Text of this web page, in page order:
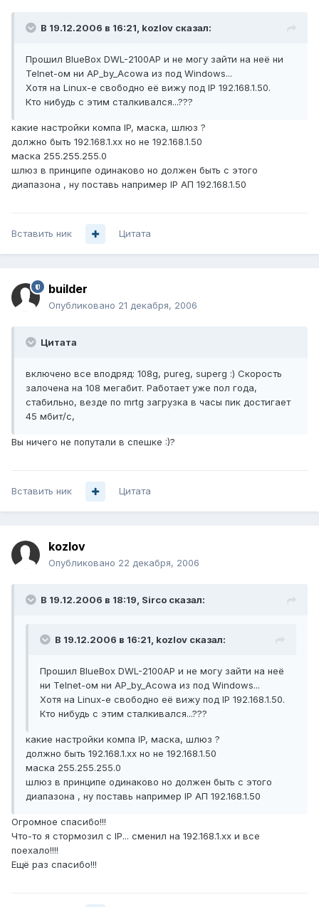
В 19.12.2006 в 16:21, kozlov сказал:
Прошил BlueBox DWL-2100AP и не могу зайти на неё ни
Telnet-ом ни AP_by_Acowa из под Windows...
Хотя на Linux-е свободно её вижу под IP 192.168.1.50.
Кто нибудь с этим сталкивался...???
какие настройки компа IP, маска, шлюз ?
должно быть 192.168.1.xx но не 192.168.1.50
маска 255.255.255.0
шлюз в принципе одинаково но должен быть с этого
диапазона , ну поставь например IP АП 192.168.1.50
Вставить ник Цитата
builder
Опубликовано 21 декабря, 2006
Цитата
включено все вподряд: 108g, pureg, superg :) Скорость
залочена на 108 мегабит. Работает уже пол года,
стабильно, везде по mrtg загрузка в часы пик достигает
45 мбит/с,
Вы ничего не попутали в спешке :)?
Вставить ник Цитата
kozlov
Опубликовано 22 декабря, 2006
В 19.12.2006 в 18:19, Sirco сказал:
В 19.12.2006 в 16:21, kozlov сказал:
Прошил BlueBox DWL-2100AP и не могу зайти на неё
ни Telnet-ом ни AP_by_Acowa из под Windows...
Хотя на Linux-е свободно её вижу под IP 192.168.1.50.
Кто нибудь с этим сталкивался...???
какие настройки компа IP, маска, шлюз ?
должно быть 192.168.1.xx но не 192.168.1.50
маска 255.255.255.0
шлюз в принципе одинаково но должен быть с этого
диапазона , ну поставь например IP АП 192.168.1.50
Огромное спасибо!!!
Что-то я стормозил с IP... сменил на 192.168.1.хх и все
поехало!!!!
Ещё раз спасибо!!!